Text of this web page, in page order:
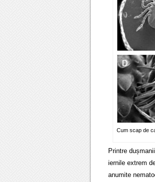
Cum scap de
Printre
iernile extrem
anumite